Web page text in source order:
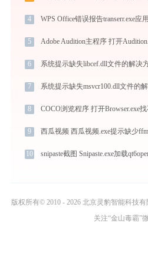
4
5 Adobe Audition主程序 打开
6 系统提示缺失libcef.dll文件的解决
7 系统提示缺失msvcr100.dll文件的
8 COCO浏览程序 打开Browser.exe
9 西瓜视频 西瓜视频.exe提示缺少
10 snipaste截图 Snipaste.exe加载
版权所有© 2010 - 2026 北京灵豹智能科技有
关注“金山毒霸”